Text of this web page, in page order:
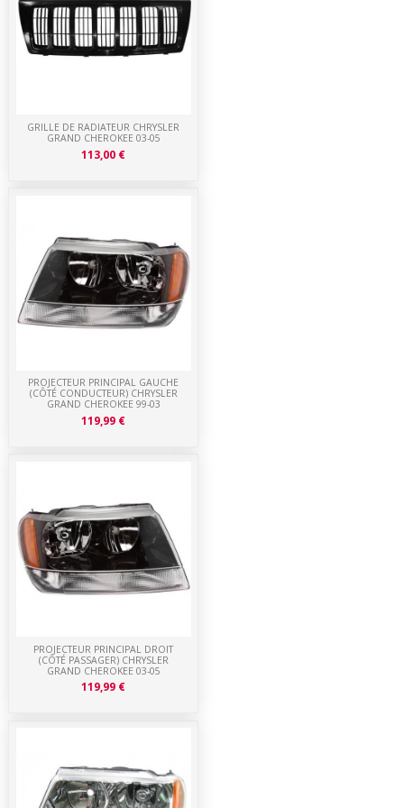
PROJECTEUR PRINCIPAL DROIT
(CÔTÉ PASSAGER) CHRYSLER
GRAND CHEROKEE 03-05
119,99 €
PROJECTEUR PRINCIPAL GAUCHE
(CÔTÉ CONDUCTEUR) CHRYSLER
GRAND CHEROKEE 99-03
119,99 €
GRILLE DE RADIATEUR CHRYSLER
GRAND CHEROKEE 03-05
113,00 €